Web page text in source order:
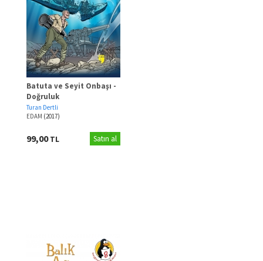
Batuta ve Seyit Onbaşı -
Doğruluk
Turan Dertli
EDAM (2017)
99,00TL Satın al